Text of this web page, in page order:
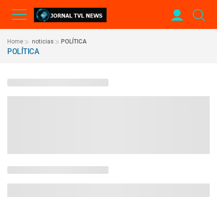
Home noticias POLÍTICA
POLÍTICA